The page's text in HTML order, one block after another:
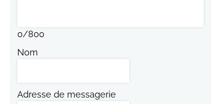
0/800
Nom
Adresse de messagerie